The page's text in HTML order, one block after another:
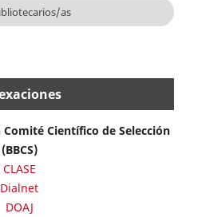
as
Científico de Selección
(BBCS)
CLASE
Dialnet
DOAJ